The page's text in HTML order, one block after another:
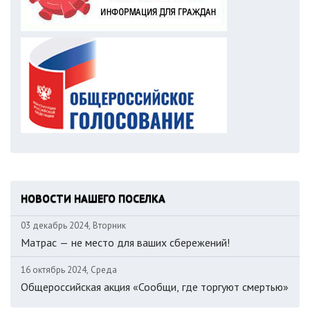
НОВОСТИ НАШЕГО ПОСЕЛКА
03 декабрь 2024, Вторник
Матрас — не место для ваших сбережений!
16 октябрь 2024, Среда
Общероссийская акция «Сообщи, где торгуют смертью»